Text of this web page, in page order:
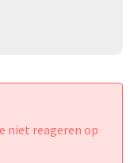
niet reageren op